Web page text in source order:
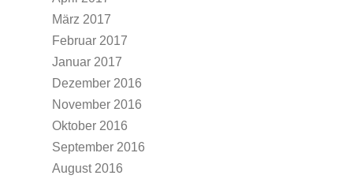
März 2017
Februar 2017
Januar 2017
Dezember 2016
November 2016
Oktober 2016
September 2016
August 2016